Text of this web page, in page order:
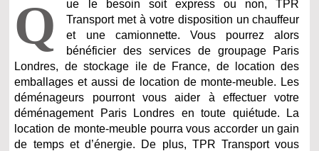
Q
ue le besoin soit express ou non, TPR
Transport met à votre disposition un chauffeur
et une camionnette. Vous pourrez alors
bénéficier des services de groupage Paris
Londres, de stockage ile de France, de location des
emballages et aussi de location de monte-meuble. Les
déménageurs pourront vous aider à effectuer votre
déménagement Paris Londres en toute quiétude. La
location de monte-meuble pourra vous accorder un gain
de temps et d’énergie. De plus, TPR Transport vous